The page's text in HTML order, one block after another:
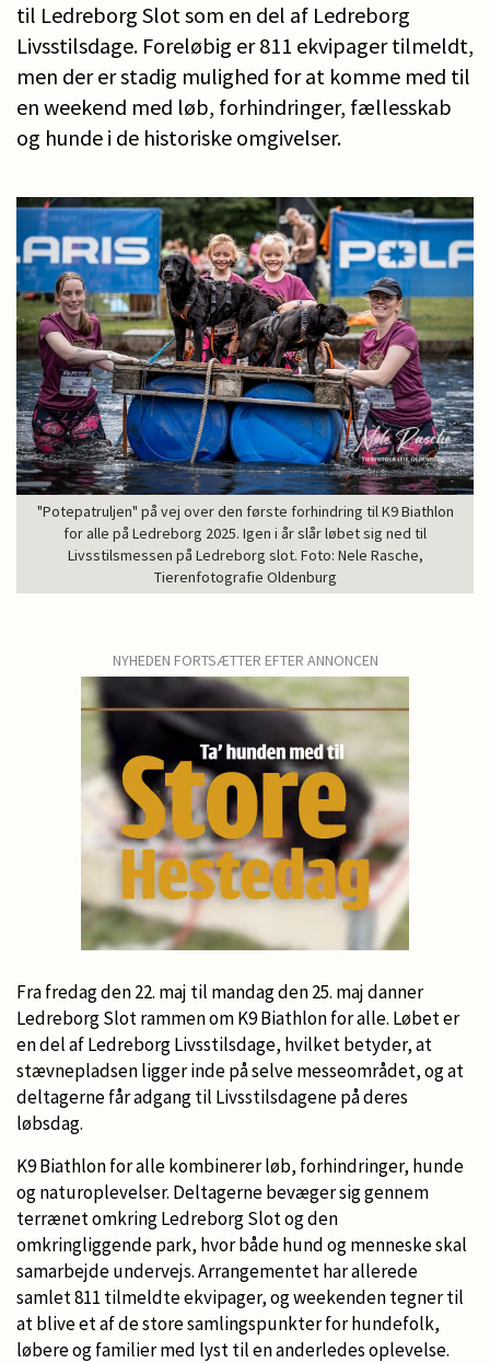
til Ledreborg Slot som en del af Ledreborg
Livsstilsdage. Foreløbig er 811 ekvipager tilmeldt,
men der er stadig mulighed for at komme med til
en weekend med løb, forhindringer, fællesskab
og hunde i de historiske omgivelser.
"Potepatruljen" på vej over den første forhindring til K9 Biathlon
for alle på Ledreborg 2025. Igen i år slår løbet sig ned til
Livsstilsmessen på Ledreborg slot. Foto: Nele Rasche,
Tierenfotografie Oldenburg
NYHEDEN FORTSÆTTER EFTER ANNONCEN
Fra fredag den 22. maj til mandag den 25. maj danner
Ledreborg Slot rammen om K9 Biathlon for alle. Løbet er
en del af Ledreborg Livsstilsdage, hvilket betyder, at
stævnepladsen ligger inde på selve messeområdet, og at
deltagerne får adgang til Livsstilsdagene på deres
løbsdag.
K9 Biathlon for alle kombinerer løb, forhindringer, hunde
og naturoplevelser. Deltagerne bevæger sig gennem
terrænet omkring Ledreborg Slot og den
omkringliggende park, hvor både hund og menneske skal
samarbejde undervejs. Arrangementet har allerede
samlet 811 tilmeldte ekvipager, og weekenden tegner til
at blive et af de store samlingspunkter for hundefolk,
løbere og familier med lyst til en anderledes oplevelse.